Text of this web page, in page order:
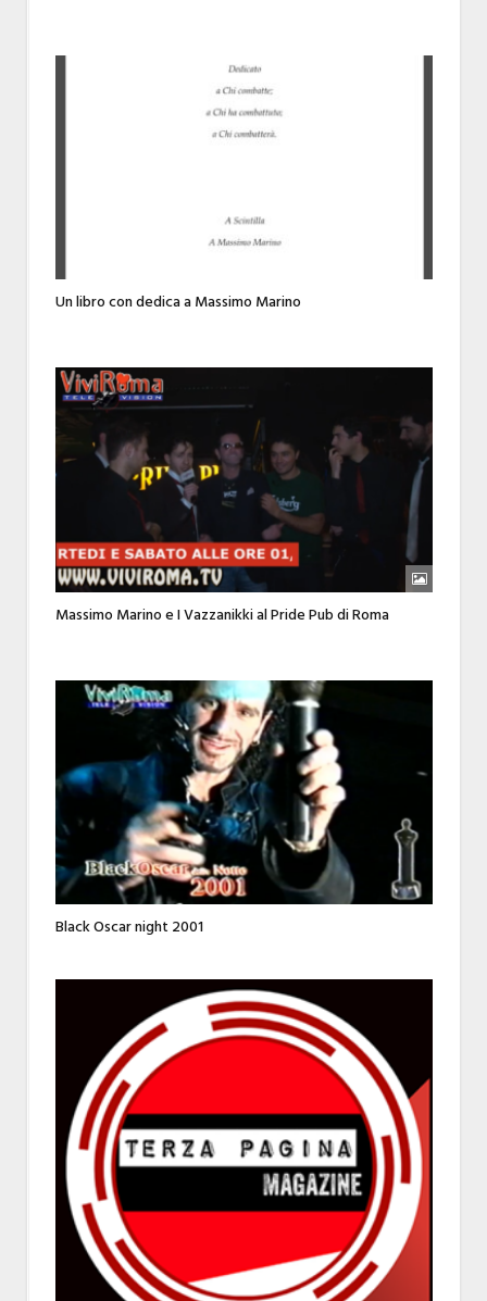
Un libro con dedica a Massimo Marino
Massimo Marino e I Vazzanikki al Pride Pub di Roma
Black Oscar night 2001